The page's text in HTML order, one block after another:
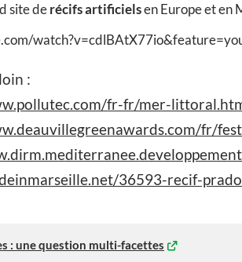
site derécifs artificielsen Europe et en
:
fr-fr/mer-
fr/
36593-recif-
: une question multi-facettes